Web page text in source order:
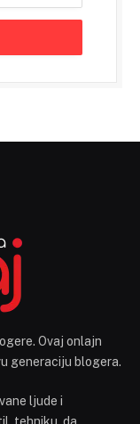
Ovaj onlajn
generaciju blogera.
ljude i
tehniku, da